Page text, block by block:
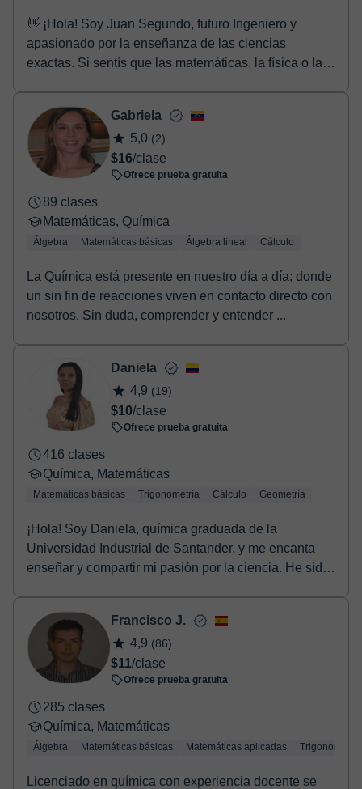
👋 ¡Hola! Soy Juan Segundo, futuro Ingeniero y
apasionado por la enseñanza de las ciencias
exactas. Si sentís que las matemáticas, la física o la
Gabriela
5,0 (2)
$16/clase
Ofrece prueba gratuita
89 clases
Matemáticas, Química
Álgebra Matemáticas básicas Álgebra lineal Cálculo
La Química está presente en nuestro día a día; donde
un sin fin de reacciones viven en contacto directo con
nosotros. Sin duda, comprender y entender ...
Daniela
4,9 (19)
$10/clase
Ofrece prueba gratuita
416 clases
Química, Matemáticas
Matemáticas básicas Trigonometría Cálculo Geometría
¡Hola! Soy Daniela, química graduada de la
Universidad Industrial de Santander, y me encanta
enseñar y compartir mi pasión por la ciencia. He sido
Francisco J.
4,9 (86)
$11/clase
Ofrece prueba gratuita
285 clases
Química, Matemáticas
Álgebra Matemáticas básicas Matemáticas aplicadas Trigonometría
Licenciado en química con experiencia docente se